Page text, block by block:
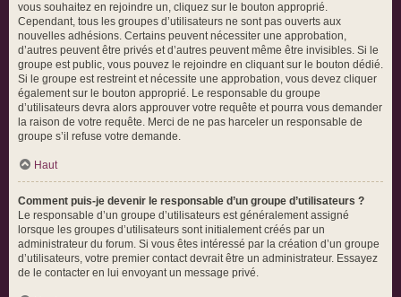
vous souhaitez en rejoindre un, cliquez sur le bouton approprié.
Cependant, tous les groupes d’utilisateurs ne sont pas ouverts aux
nouvelles adhésions. Certains peuvent nécessiter une approbation,
d’autres peuvent être privés et d’autres peuvent même être invisibles. Si le
groupe est public, vous pouvez le rejoindre en cliquant sur le bouton dédié.
Si le groupe est restreint et nécessite une approbation, vous devez cliquer
également sur le bouton approprié. Le responsable du groupe
d’utilisateurs devra alors approuver votre requête et pourra vous demander
la raison de votre requête. Merci de ne pas harceler un responsable de
groupe s’il refuse votre demande.
Haut
Comment puis-je devenir le responsable d’un groupe d’utilisateurs ?
Le responsable d’un groupe d’utilisateurs est généralement assigné
lorsque les groupes d’utilisateurs sont initialement créés par un
administrateur du forum. Si vous êtes intéressé par la création d’un groupe
d’utilisateurs, votre premier contact devrait être un administrateur. Essayez
de le contacter en lui envoyant un message privé.